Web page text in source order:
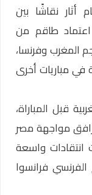
أثار نقاشًا بين
اعتماد طاقم من
المغرب وفرنسا،
في مباريات أخرى
قبل المباراة،
مواجهة مصر
والتي شهدت انتقادات واسعة
فرانسوا